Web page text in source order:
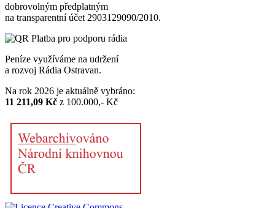
dobrovolným předplatným
na transparentní účet 2903129090/2010.
Peníze využíváme na udržení
a rozvoj Rádia Ostravan.
Na rok 2026 je aktuálně vybráno:
11 211,09 Kč z 100.000,- Kč